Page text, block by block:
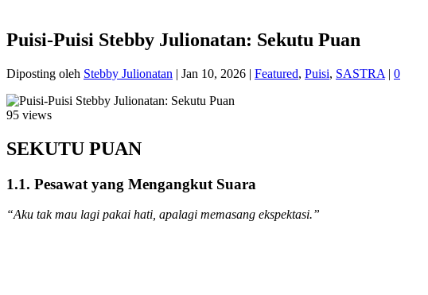
Puisi-Puisi Stebby Julionatan: Sekutu Puan
Diposting oleh Stebby Julionatan | Jan 10, 2026 | Featured, Puisi, SASTRA | 0
95 views
SEKUTU PUAN
1.1. Pesawat yang Mengangkut Suara
“Aku tak mau lagi pakai hati, apalagi memasang ekspektasi.”